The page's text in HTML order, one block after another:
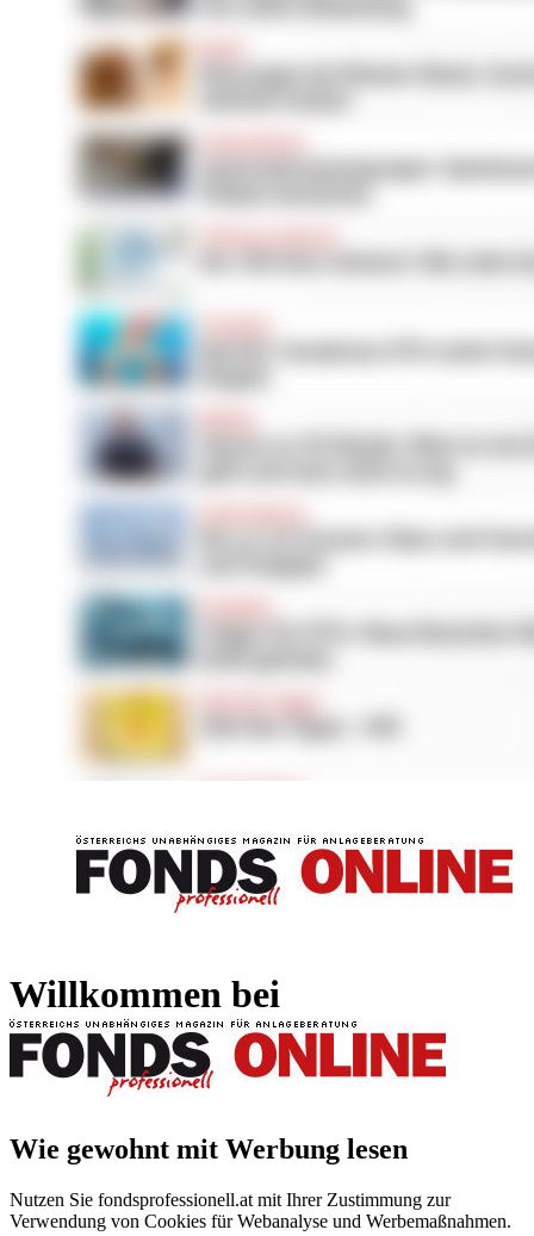
Willkommen bei
Wie gewohnt mit Werbung lesen
Nutzen Sie fondsprofessionell.at mit Ihrer Zustimmung zur
Verwendung von Cookies für Webanalyse und Werbemaßnahmen.